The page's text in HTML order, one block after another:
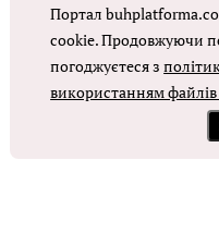
Оплата праці в КНП
Портал
cookie. Продовжуючи
погоджуєтеся з
використанням